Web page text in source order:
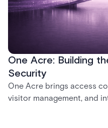
One Acre: Building
Security
One Acre brings access
visitor management, and